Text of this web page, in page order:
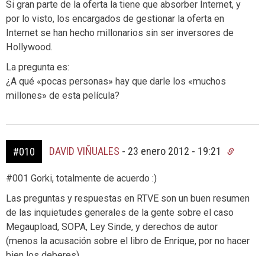
Si gran parte de la oferta la tiene que absorber Internet, y
por lo visto, los encargados de gestionar la oferta en
Internet se han hecho millonarios sin ser inversores de
Hollywood.
La pregunta es:
¿A qué «pocas personas» hay que darle los «muchos
millones» de esta película?
#010 DAVID VIÑUALES - 23 enero 2012 - 19:21
#001 Gorki, totalmente de acuerdo :)
Las preguntas y respuestas en RTVE son un buen resumen
de las inquietudes generales de la gente sobre el caso
Megaupload, SOPA, Ley Sinde, y derechos de autor
(menos la acusación sobre el libro de Enrique, por no hacer